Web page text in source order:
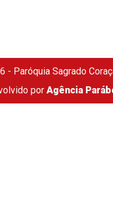
- Paróquia Sagrado
por Agência